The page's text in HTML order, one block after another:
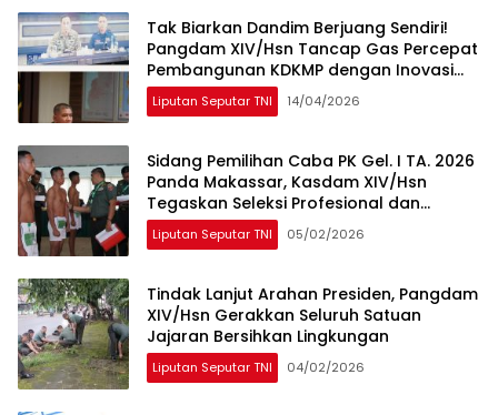
Tak Biarkan Dandim Berjuang Sendiri!
Pangdam XIV/Hsn Tancap Gas Percepat
Pembangunan KDKMP dengan Inovasi
Workshop
Liputan Seputar TNI 14/04/2026
Sidang Pemilihan Caba PK Gel. I TA. 2026
Panda Makassar, Kasdam XIV/Hsn
Tegaskan Seleksi Profesional dan
Objektif
Liputan Seputar TNI 05/02/2026
Tindak Lanjut Arahan Presiden, Pangdam
XIV/Hsn Gerakkan Seluruh Satuan
Jajaran Bersihkan Lingkungan
Liputan Seputar TNI 04/02/2026